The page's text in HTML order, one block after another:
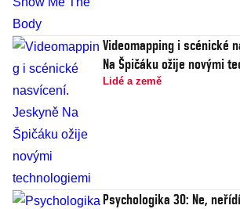
Videomapping i scénické
Na Špičáku ožije novými
Lidé a země
Psychologika 30: Ne,